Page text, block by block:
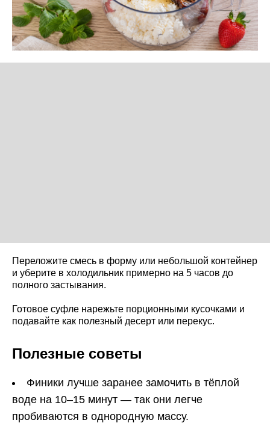
Переложите смесь в форму или небольшой контейнер
и уберите в холодильник примерно на 5 часов до
полного застывания.
Готовое суфле нарежьте порционными кусочками и
подавайте как полезный десерт или перекус.
Полезные советы
Финики лучше заранее замочить в тёплой
воде на 10–15 минут — так они легче
пробиваются в однородную массу.